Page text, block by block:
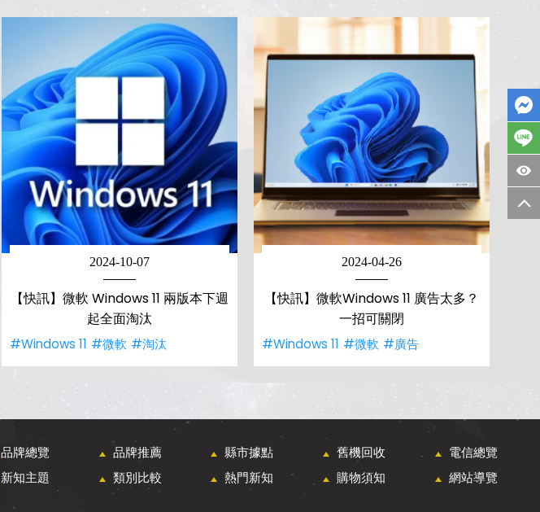
2024-10-07
【快訊】微軟 Windows 11 兩版本下週
起全面淘汰
#Windows 11 #微軟 #淘汰
2024-04-26
【快訊】微軟Windows 11 廣告太多？
一招可關閉
#Windows 11 #微軟 #廣告
品牌總覽 品牌推薦 縣市據點 舊機回收
電信總覽
新知主題
類別比較 熱門新知 購物須知 網站導覽